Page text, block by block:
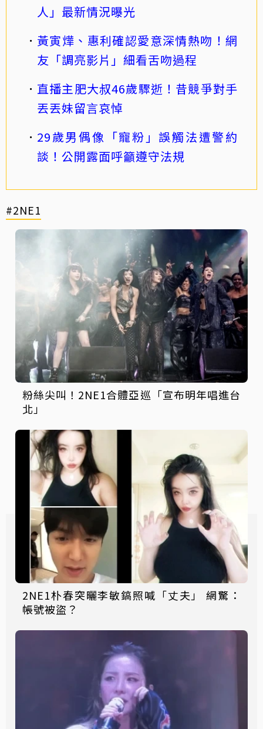
人」最新情況曝光
黃寅燁、惠利確認愛意深情熱吻！網
友「調亮影片」細看舌吻過程
直播主肥大叔46歲驟逝！昔競爭對手
丟丟妹留言哀悼
29歲男偶像「寵粉」誤觸法遭警約
談！公開露面呼籲遵守法規
#2NE1
粉絲尖叫！2NE1合體亞巡「宣布明年唱進台
北」
2NE1朴春突曬李敏鎬照喊「丈夫」 網驚：
帳號被盜？